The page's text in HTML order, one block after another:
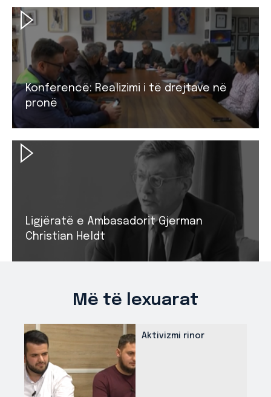
Konferencë: Realizimi i të drejtave në
pronë
Ligjëratë e Ambasadorit Gjerman
Christian Heldt
Më të lexuarat
Aktivizmi rinor